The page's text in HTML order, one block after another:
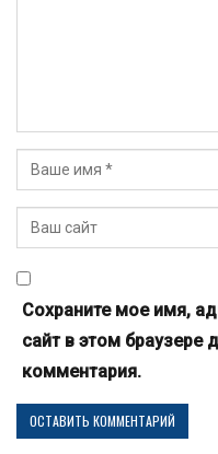
Сохраните мое имя,
сайт в этом браузере
комментария.